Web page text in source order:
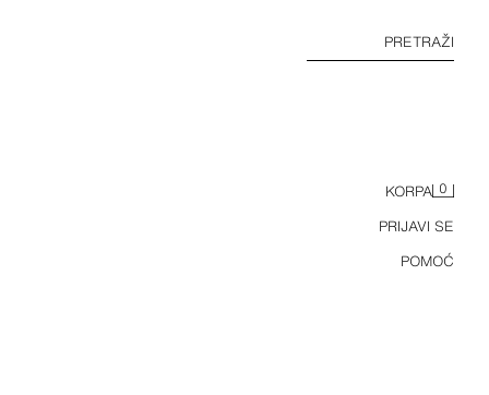
PRETRAŽI
KORPA 0
PRIJAVI SE
POMOĆ